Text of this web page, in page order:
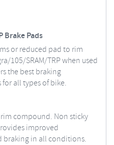
Brake Pads
or reduced pad to rim
105/SRAM/TRP when used
the best braking
all types of bike.
compound. Non sticky
improved
in all conditions.